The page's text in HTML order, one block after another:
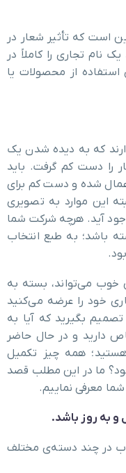
است که تأثیر شعار در
نام تجاری را کاملاً در
استفاده از محصولات یا
که به دیده شدن یک
را دست کم گرفت. باید
شده و دست کم برای
این موارد به تصویری
آید. هرچه شرکت شما
باشد؛ به طبع انتخاب
خوب می‌تواند، بسته به
خود را عرضه می‌کنید
بگیرید که آیا به
دارید و در حال حاضر
همه چیز تکمیل
ما در این مطلب قصد
شما معرفی نماییم.
و به روز باشد.
در چند دسته‌ی مختلف